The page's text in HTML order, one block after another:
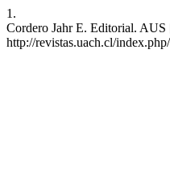
1.
Cordero Jahr E. Editorial.
http://revistas.uach.cl/